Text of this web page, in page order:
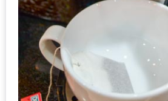
ใจ๋…
สไตล์
นิมมาน
(ดี
คอน
โด